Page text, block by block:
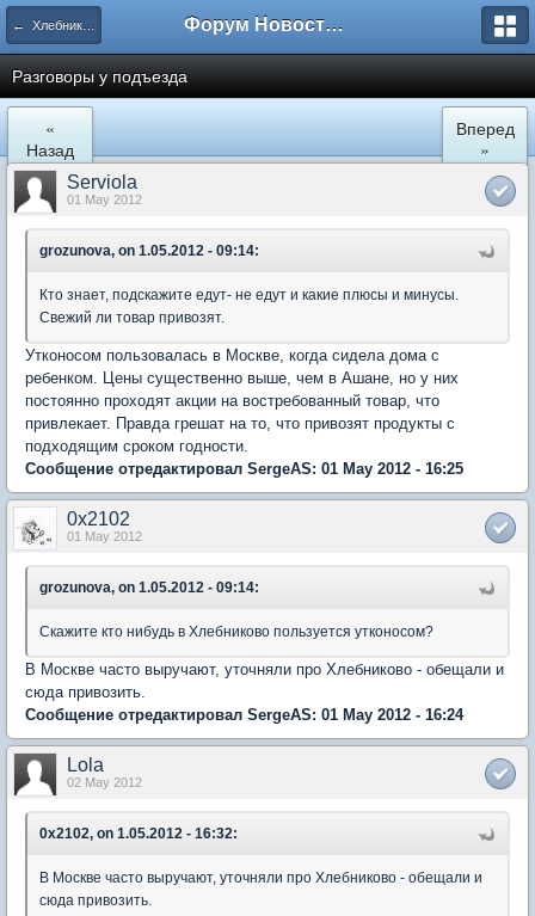
← Хлебниково Форум Новостройки
Разговоры у подъезда
«
Назад
Вперед
»
Serviola
01 May 2012
grozunova, on 1.05.2012 - 09:14:
Кто знает, подскажите едут- не едут и какие плюсы и минусы.
Свежий ли товар привозят.
Утконосом пользовалась в Москве, когда сидела дома с
ребенком. Цены существенно выше, чем в Ашане, но у них
постоянно проходят акции на востребованный товар, что
привлекает. Правда грешат на то, что привозят продукты с
подходящим сроком годности.
Сообщение отредактировал SergeAS: 01 May 2012 - 16:25
0x2102
01 May 2012
grozunova, on 1.05.2012 - 09:14:
Скажите кто нибудь в Хлебниково пользуется утконосом?
В Москве часто выручают, уточняли про Хлебниково - обещали и
сюда привозить.
Сообщение отредактировал SergeAS: 01 May 2012 - 16:24
Lola
02 May 2012
0x2102, on 1.05.2012 - 16:32:
В Москве часто выручают, уточняли про Хлебниково - обещали и
сюда привозить.